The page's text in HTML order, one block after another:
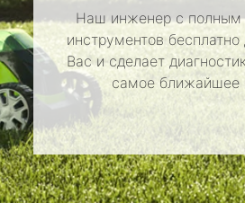
Наш инженер с полным
инструментов
Вас и сделает
самое ближайшее